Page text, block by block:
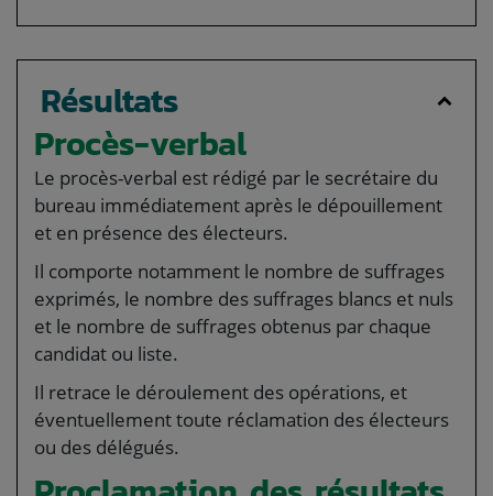
Résultats
Procès-verbal
Le procès-verbal est rédigé par le secrétaire du
bureau immédiatement après le dépouillement
et en présence des électeurs.
Il comporte notamment le nombre de suffrages
exprimés, le nombre des suffrages blancs et nuls
et le nombre de suffrages obtenus par chaque
candidat ou liste.
Il retrace le déroulement des opérations, et
éventuellement toute réclamation des électeurs
ou des délégués.